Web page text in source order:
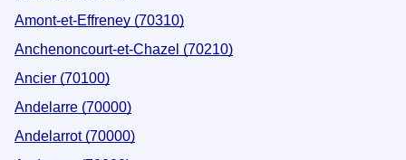
Amont-et-Effreney (70310)
Anchenoncourt-et-Chazel (70210)
Ancier (70100)
Andelarre (70000)
Andelarrot (70000)